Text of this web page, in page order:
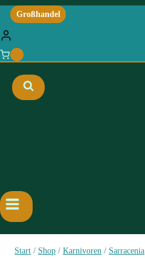
Großhandel
Start / Shop / Karnivoren / Sarracenia